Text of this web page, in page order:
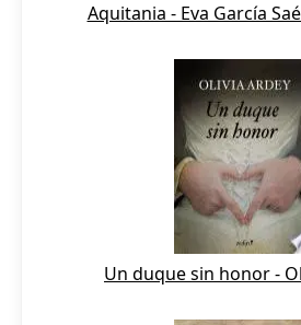
Aquitania - Eva García
Un duque sin honor -